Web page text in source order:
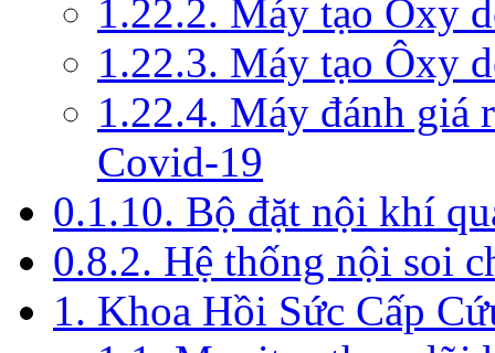
1.22.2. Máy tạo Ôxy
1.22.3. Máy tạo Ôxy
1.22.4. Máy đánh giá
Covid-19
0.1.10. Bộ đặt nội khí
0.8.2. Hệ thống nội soi
1. Khoa Hồi Sức Cấp